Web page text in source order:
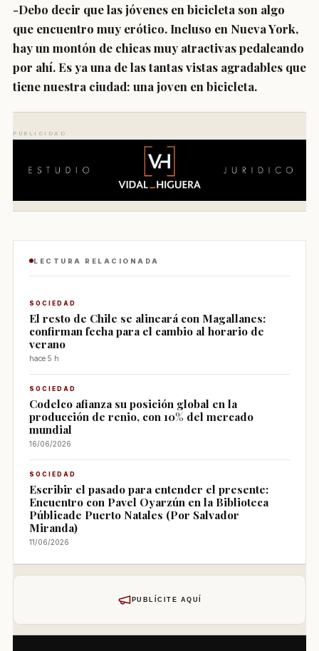
-Debo decir que las jóvenes en bicicleta son algo
que encuentro muy erótico. Incluso en Nueva York,
hay un montón de chicas muy atractivas pedaleando
por ahí. Es ya una de las tantas vistas agradables que
tiene nuestra ciudad: una joven en bicicleta.
PUBLICIDAD
LECTURA RELACIONADA
SOCIEDAD
El resto de Chile se alineará con Magallanes:
confirman fecha para el cambio al horario de
verano
hace 5 h
SOCIEDAD
Codelco afianza su posición global en la
producción de renio, con 10% del mercado
mundial
16/06/2026
SOCIEDAD
Escribir el pasado para entender el presente:
Encuentro con Pavel Oyarzún en la Biblioteca
Públicade Puerto Natales (Por Salvador
Miranda)
11/06/2026
PUBLÍCITE AQUÍ